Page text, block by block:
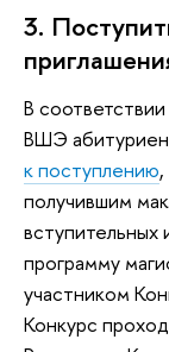
3.
В
ВШЭ
к поступлению
получившим
вступительных
программу
участником
Конкурс